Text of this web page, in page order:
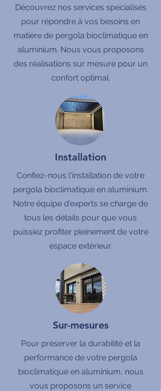
Découvrez nos services spécialisés
pour répondre à vos besoins en
matière de pergola bioclimatique en
aluminium. Nous vous proposons
des réalisations sur mesure pour un
confort optimal.
Installation
Confiez-nous l'installation de votre
pergola bioclimatique en aluminium.
Notre équipe d'experts se charge de
tous les détails pour que vous
puissiez profiter pleinement de votre
espace extérieur.
Sur-mesures
Pour préserver la durabilité et la
performance de votre pergola
bioclimatique en aluminium, nous
vous proposons un service